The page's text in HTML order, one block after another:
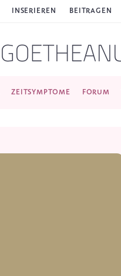
INSERIEREN BEITRAGEN
ZEITSYMPTOME FORUM